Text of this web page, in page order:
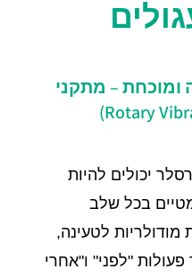
ומוכחת – מתקני
יכולים להיות
בכל שלב
מודולריות לטעינה,
"לפני" ו"אחרי